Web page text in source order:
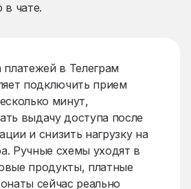
в чате.
в Телеграм
подключить прием
минут,
выдачу доступа после
и снизить нагрузку на
Ручные схемы уходят в
продукты, платные
сейчас реально